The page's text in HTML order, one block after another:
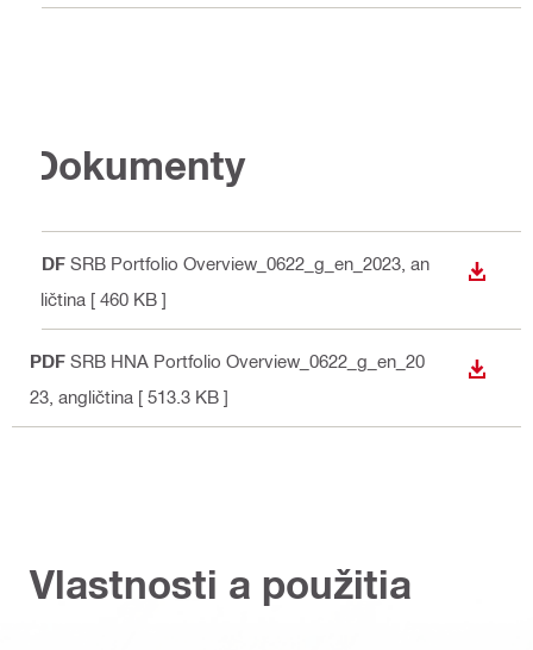
Dokumenty
PDF SRB Portfolio Overview_0622_g_en_2023 , an
gličtina [ 460 KB ]
PDF SRB HNA Portfolio Overview_0622_g_en_20
23 , angličtina [ 513.3 KB ]
Vlastnosti a použitia